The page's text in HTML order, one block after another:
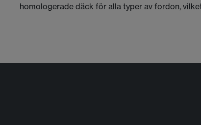
homologerade däck för alla typer av fordon,